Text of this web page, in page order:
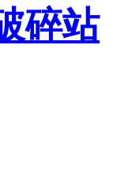
碎站